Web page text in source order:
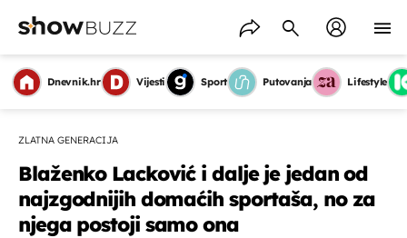
Dnevnik.hr Vijesti Sport Putovanja Lifestyle
ZLATNA GENERACIJA
Blaženko Lacković i dalje je jedan od
najzgodnijih domaćih sportaša, no za
njega postoji samo ona